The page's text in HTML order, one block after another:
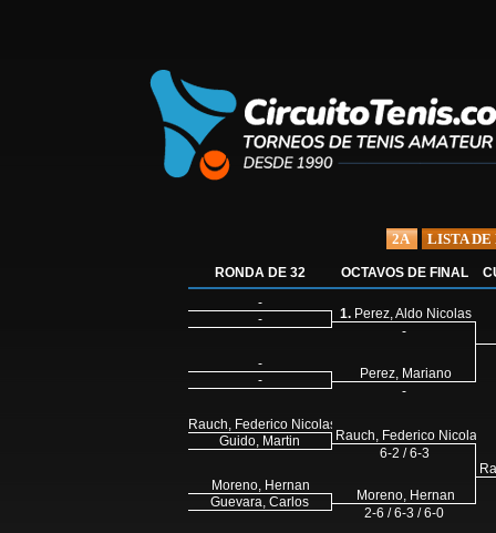
2A LISTA DE
RONDA DE 32
-
-
-
-
Rauch, Federico Nicolas
Guido, Martin
Moreno, Hernan
Guevara, Carlos
OCTAVOS DE FINAL
1. Perez, Aldo Nicolas
-
Perez, Mariano
-
Rauch, Federico Nicolas
6-2 / 6-3
Moreno, Hernan
2-6 / 6-3 / 6-0